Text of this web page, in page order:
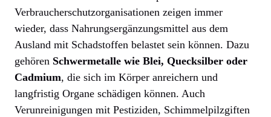
Verbraucherschutzorganisationen zeigen immer
wieder, dass Nahrungsergänzungsmittel aus dem
Ausland mit Schadstoffen belastet sein können. Dazu
gehören Schwermetalle wie Blei, Quecksilber oder
Cadmium, die sich im Körper anreichern und
langfristig Organe schädigen können. Auch
Verunreinigungen mit Pestiziden, Schimmelpilzgiften